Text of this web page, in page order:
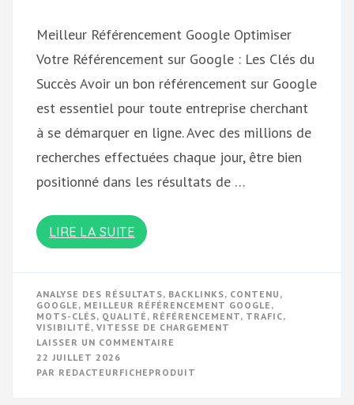
Meilleur Référencement Google Optimiser
Votre Référencement sur Google : Les Clés du
Succès Avoir un bon référencement sur Google
est essentiel pour toute entreprise cherchant
à se démarquer en ligne. Avec des millions de
recherches effectuées chaque jour, être bien
positionné dans les résultats de …
LIRE LA SUITE
ANALYSE DES RÉSULTATS, BACKLINKS, CONTENU ,
GOOGLE , MEILLEUR RÉFÉRENCEMENT GOOGLE ,
MOTS-CLÉS, QUALITÉ , RÉFÉRENCEMENT, TRAFIC,
VISIBILITÉ , VITESSE DE CHARGEMENT
LAISSER UN COMMENTAIRE
RÉFÉRENCEMENT
22 JUILLET 2026
PAR REDACTEURFICHEPRODUIT